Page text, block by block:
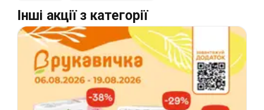
Інші акції з категорії